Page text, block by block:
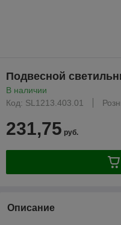
Подвесной
В наличии
Код: SL1213.403.01
231,75 руб.
Описание